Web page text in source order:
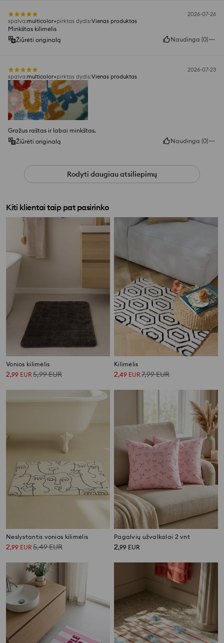
2026-07-26
spalva:multicolor pirktas dydis:Vienas produktas
Minkštas kilimėlis
Žiūrėti originalą
Naudinga (0)
2026-07-23
spalva:multicolor pirktas dydis:Vienas produktas
Gražus raštas ir labai minkštas.
Žiūrėti originalą
Naudinga (0)
Rodyti daugiau atsiliepimų
Kiti klientai taip pat pasirinko
Vonios kilimėlis
2,99 EUR5,99EUR
Kilimėlis
2,49 EUR7,99EUR
Neslystantis vonios kilimėlis
2,99 EUR 5,49EUR
Pagalvių užvalkalai 2 vnt
2,99 EUR